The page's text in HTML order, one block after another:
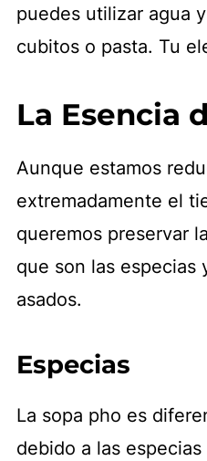
puedes utilizar agua
cubitos o pasta. Tu
La Esencia
Aunque estamos
extremadamente el
queremos preservar
que son las especias
asados.
Especias
La sopa pho es
debido a las